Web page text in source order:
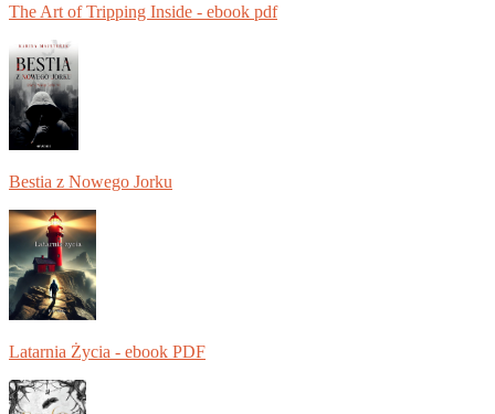
The Art of Tripping Inside - ebook pdf
Bestia z Nowego Jorku
Latarnia Życia - ebook PDF